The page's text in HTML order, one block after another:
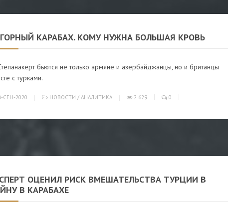
КАРАБАХ. КОМУ НУЖНА БОЛЬШАЯ КРОВЬ
бьются не только армяне и азербайджанцы, но и британцы
с турками.
СЕН-2020 НОВОСТИ / АНАЛИТИКА 2 629 0
ОЦЕНИЛ РИСК ВМЕШАТЕЛЬСТВА ТУРЦИИ В
В КАРАБАХЕ